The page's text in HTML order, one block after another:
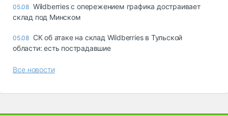
05.08 Wildberries с опережением графика достраивает
склад под Минском
05.08 СК об атаке на склад Wildberries в Тульской
области: есть пострадавшие
Все новости